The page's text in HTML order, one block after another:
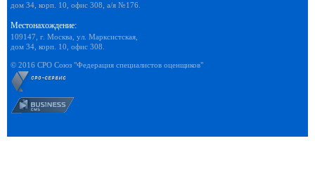
дом 34, корп. 10, офис 308, а/я №176.
Местонахождение:
109147, г. Москва, ул. Марксистская,
дом 34, корп. 10, офис 308.
© 2016 СРО Союз "Федерация специалистов оценщиков"